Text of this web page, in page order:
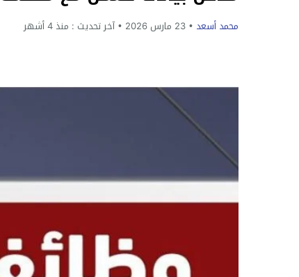
محمد أسعد 23 مارس 2026 آخر تحديث : منذ 4 أشهر